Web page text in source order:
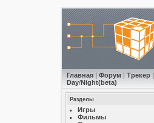
Главная| Форум| Трекер|
Day/Night(beta)
Разделы
Игры
Фильмы